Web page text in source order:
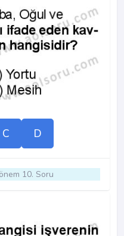
C D
10. Soru